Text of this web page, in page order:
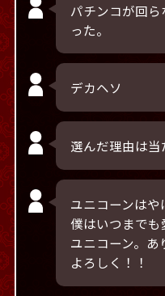
パチンコが回
った。
デカヘソ
選んだ理由は
ユニコーンはや
僕はいつまでも
ユニコーン。あ
よろしく！！